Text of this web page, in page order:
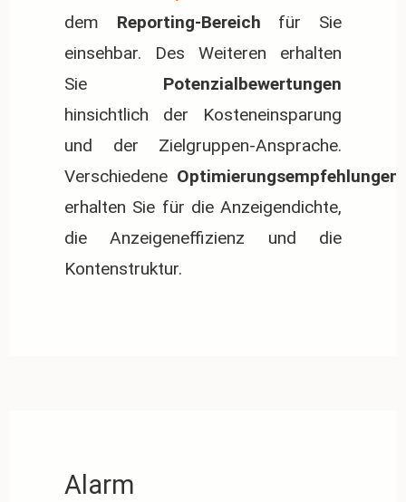
dem Reporting-Bereich für Sie
einsehbar. Des Weiteren erhalten
Sie Potenzialbewertungen
hinsichtlich der Kosteneinsparung
und der Zielgruppen-Ansprache.
Verschiedene Optimierungsempfehlungen
erhalten Sie für die Anzeigendichte,
die Anzeigeneffizienz und die
Kontenstruktur.
Alarm